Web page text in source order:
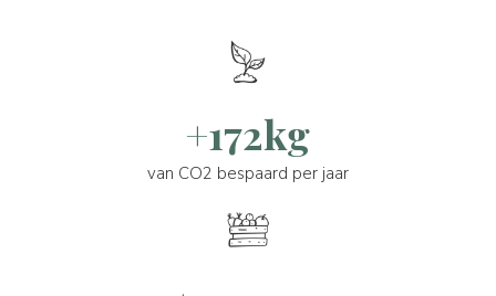
+172kg
van CO2 bespaard per jaar